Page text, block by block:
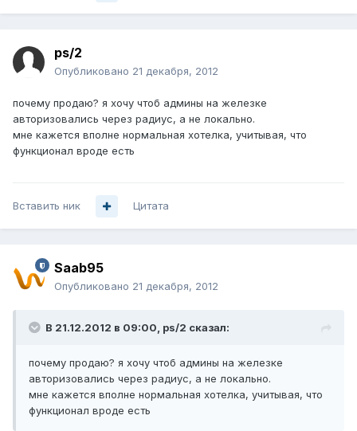
ps/2
Опубликовано 21 декабря, 2012
почему продаю? я хочу чтоб админы на железке
авторизовались через радиус, а не локально.
мне кажется вполне нормальная хотелка, учитывая, что
функционал вроде есть
Вставить ник Цитата
Saab95
Опубликовано 21 декабря, 2012
В 21.12.2012 в 09:00, ps/2 сказал:
почему продаю? я хочу чтоб админы на железке
авторизовались через радиус, а не локально.
мне кажется вполне нормальная хотелка, учитывая, что
функционал вроде есть